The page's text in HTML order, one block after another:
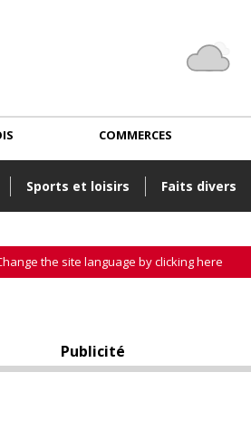
Sports et loisirs Faits divers
COMMERCES
the site language by clicking here
Publicité